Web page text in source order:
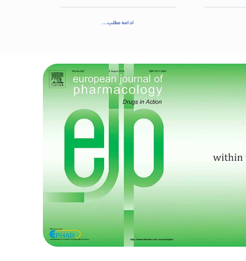
ادامه مطلب...